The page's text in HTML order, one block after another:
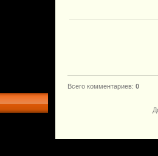
Всего комментариев: 0